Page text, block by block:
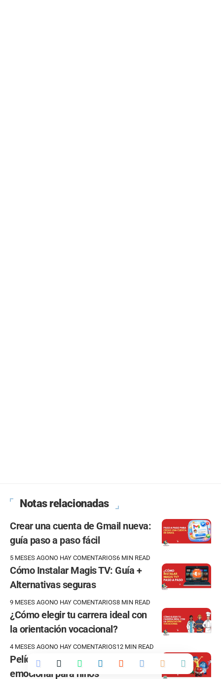
Notas relacionadas
Crear una cuenta de Gmail nueva:
guía paso a paso fácil
5 MESES AGONO HAY COMENTARIOS6 MIN READ
Cómo Instalar Magis TV: Guía +
Alternativas seguras
9 MESES AGONO HAY COMENTARIOS8 MIN READ
¿Cómo elegir tu carrera ideal con
la orientación vocacional?
4 MESES AGONO HAY COMENTARIOS12 MIN READ
Películas sobre inteligencia
emocional para niños